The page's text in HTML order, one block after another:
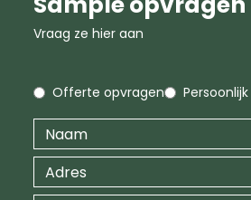
Vraag ze hier aan
Offerte opvragen